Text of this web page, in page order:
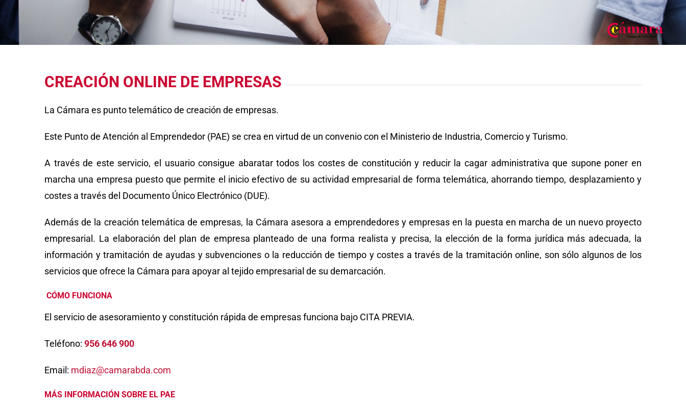
CREACIÓN ONLINE DE EMPRESAS
La Cámara es punto telemático de creación de empresas.
Este Punto de Atención al Emprendedor (PAE) se crea en virtud de un convenio con el Ministerio de Industria, Comercio y Turismo.
A través de este servicio, el usuario consigue abaratar todos los costes de constitución y reducir la cagar administrativa que supone poner en
marcha una empresa puesto que permite el inicio efectivo de su actividad empresarial de forma telemática, ahorrando tiempo, desplazamiento y
costes a través del Documento Único Electrónico (DUE).
Además de la creación telemática de empresas, la Cámara asesora a emprendedores y empresas en la puesta en marcha de un nuevo proyecto
empresarial. La elaboración del plan de empresa planteado de una forma realista y precisa, la elección de la forma jurídica más adecuada, la
información y tramitación de ayudas y subvenciones o la reducción de tiempo y costes a través de la tramitación online, son sólo algunos de los
servicios que ofrece la Cámara para apoyar al tejido empresarial de su demarcación.
CÓMO FUNCIONA
El servicio de asesoramiento y constitución rápida de empresas funciona bajo CITA PREVIA.
Teléfono: 956 646 900
Email: mdiaz@camarabda.com
MÁS INFORMACIÓN SOBRE EL PAE